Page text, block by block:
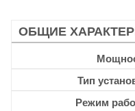
ОБЩИЕ
Тип
Режим